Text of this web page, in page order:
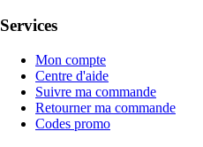
Services
Mon compte
Centre d'aide
Suivre ma commande
Retourner ma commande
Codes promo